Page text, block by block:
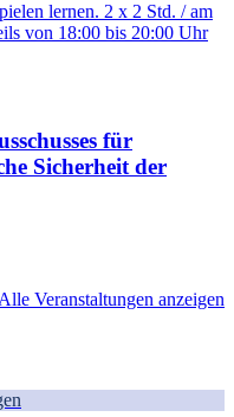
lernen. 2 x 2 Std. / am
von 18:00 bis 20:00 Uhr
für
Sicherheit der
Veranstaltungen anzeigen